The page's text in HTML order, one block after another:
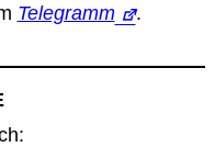
Telegramm .